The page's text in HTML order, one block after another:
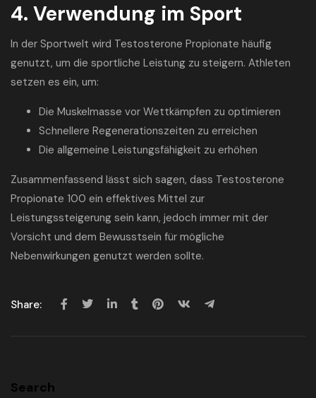
4. Verwendung im Sport
In der Sportwelt wird Testosterone Propionate häufig
genutzt, um die sportliche Leistung zu steigern. Athleten
setzen es ein, um:
Die Muskelmasse vor Wettkämpfen zu optimieren
Schnellere Regenerationszeiten zu erreichen
Die allgemeine Leistungsfähigkeit zu erhöhen
Zusammenfassend lässt sich sagen, dass Testosterone
Propionate 100 ein effektives Mittel zur
Leistungssteigerung sein kann, jedoch immer mit der
Vorsicht und dem Bewusstsein für mögliche
Nebenwirkungen genutzt werden sollte.
Share:
Search